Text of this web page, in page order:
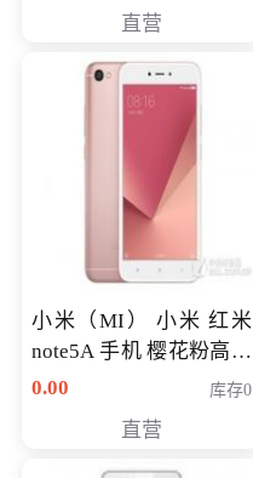
直营
小米（MI） 小米 红米
note5A 手机 樱花粉高配
版 全网通(3G+32G)
0.00 库存0
直营